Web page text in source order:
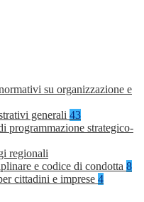
su organizzazione e
generali 43
programmazione strategico-
regionali
e codice di condotta 8
cittadini e imprese 4